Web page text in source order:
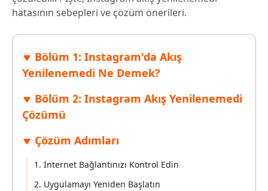
hatasının sebepleri ve çözüm önerileri.
Bölüm 1: Instagram'da Akış
Yenilenemedi Ne Demek?
Bölüm 2: Instagram Akış Yenilenemedi
Çözümü
Çözüm Adımları
1. İnternet Bağlantınızı Kontrol Edin
2. Uygulamayı Yeniden Başlatın